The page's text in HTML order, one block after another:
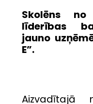
Skolēns
līderības
jauno
E”.
Aizvadītajā